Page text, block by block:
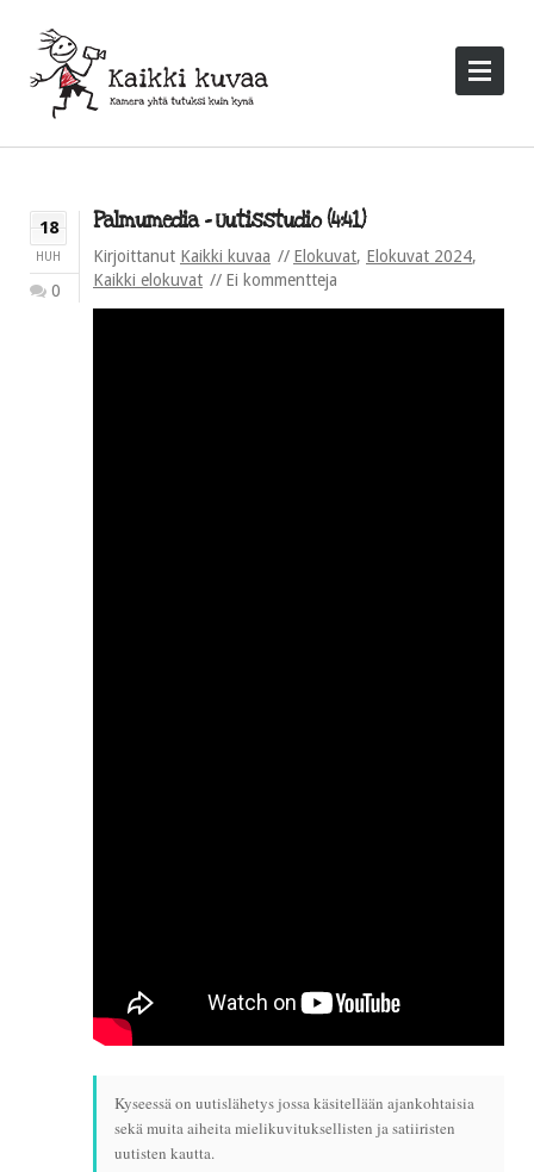
18
HUH
0
Palmumedia – Uutisstudio (4:41)
Kirjoittanut Kaikki kuvaa Elokuvat, Elokuvat 2024,
Kaikki elokuvat
Ei kommentteja
Kyseessä on uutislähetys jossa käsitellään ajankohtaisia
sekä muita aiheita mielikuvituksellisten ja satiiristen
uutisten kautta.